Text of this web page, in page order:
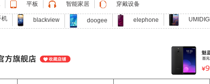
平板 智能家居 穿戴设备
机 blackview doogee elephone UMIDIGI